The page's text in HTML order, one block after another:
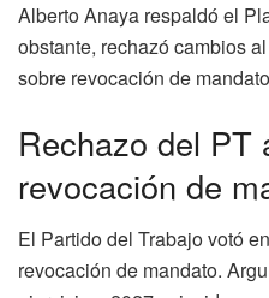
Alberto Anaya respaldó el
obstante, rechazó cambios
sobre revocación de
Rechazo del PT
revocación de
El Partido del Trabajo votó
revocación de mandato.